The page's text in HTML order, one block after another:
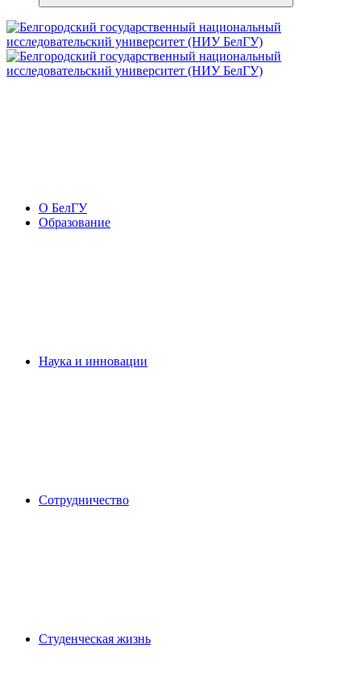
О БелГУ
Образование
Наука и инновации
Сотрудничество
Студенческая жизнь